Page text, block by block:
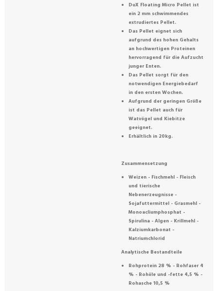
DuX Floating Micro Pellet ist
ein 2 mm schwimmendes
extrudiertes Pellet.
Das Pellet eignet sich
aufgrund des hohen Gehalts
an hochwertigen Proteinen
hervorragend für die Aufzucht
junger Enten.
Das Pellet sorgt für den
notwendigen Energiebedarf
in den ersten Wochen.
Aufgrund der geringen Größe
ist das Pellet auch für
Watvögel und Kiebitze
geeignet.
Erhältlich in 20kg.
Zusammensetzung
Weizen - Fischmehl - Fleisch
und tierische
Nebenerzeugnisse -
Sojafuttermittel - Grasmehl -
Monoacliumphosphat -
Spirulina - Algen - Krillmehl -
Kalziumkarbonat -
Natriumchlorid
Analytische Bestandteile
Rohprotein 28 % - Rohfaser 4
% - Rohöle und -fette 4,5 % -
Rohasche 10,5 %